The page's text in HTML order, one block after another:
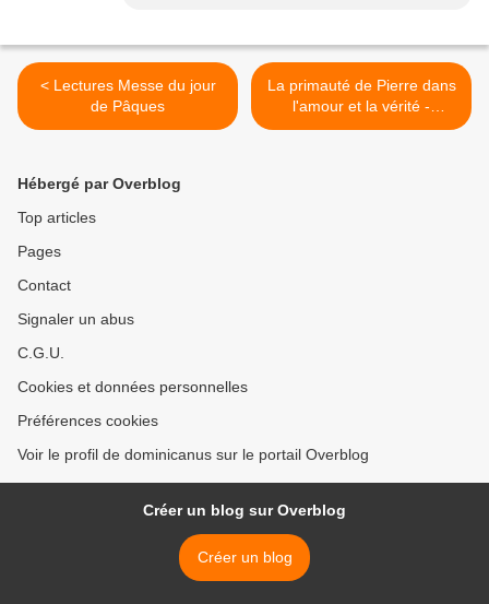
< Lectures Messe du jour
de Pâques
La primauté de Pierre dans
l'amour et la vérité -
Homélie 3° dimanche de
Hébergé par Overblog
Top articles
Pages
Contact
Signaler un abus
C.G.U.
Cookies et données personnelles
Préférences cookies
Voir le profil de dominicanus sur le portail Overblog
Créer un blog sur Overblog
Créer un blog